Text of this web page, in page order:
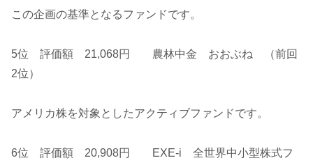
この企画の基準となるファンドです。
5位 評価額 21,068円 農林中金 おおぶね （前回
2位）
アメリカ株を対象としたアクティブファンドです。
6位 評価額 20,908円 EXE-i 全世界中小型株式フ